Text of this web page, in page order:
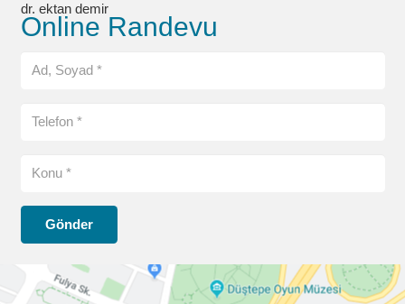
dr. ektan demir
Online Randevu
Gönder